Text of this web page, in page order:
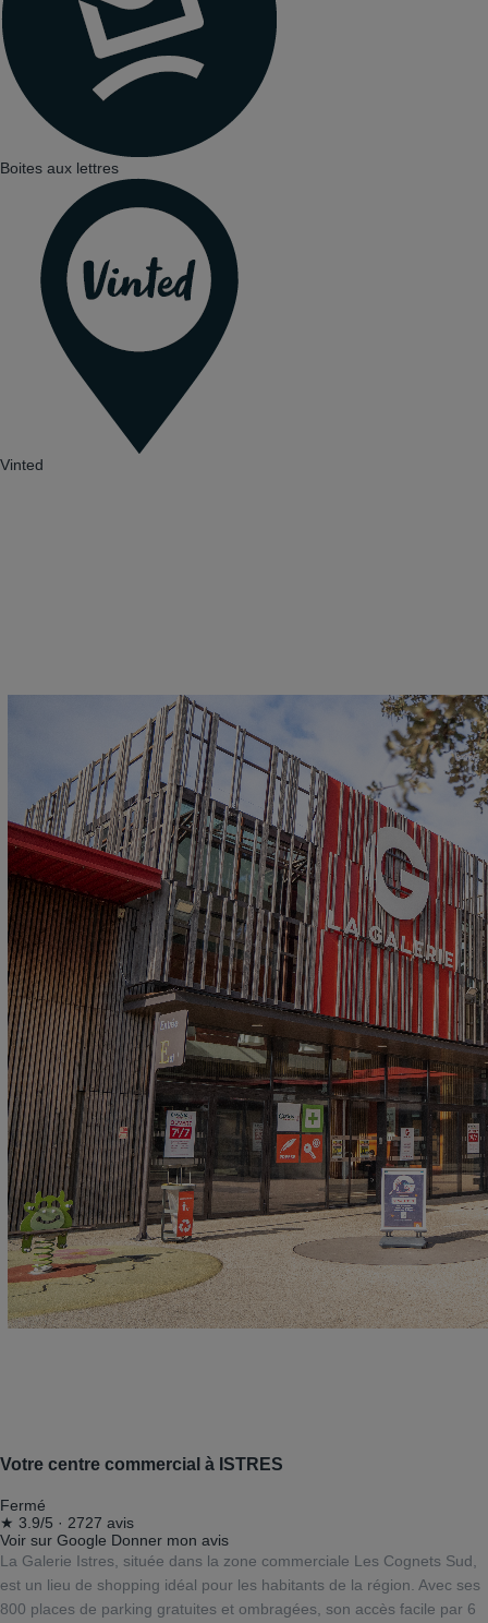
Boites aux lettres
Vinted
Votre centre commercial à ISTRES
Fermé
★ 3.9/5 · 2727 avis
Voir sur Google Donner mon avis
La Galerie Istres, située dans la zone commerciale Les Cognets Sud,
est un lieu de shopping idéal pour les habitants de la région. Avec ses
800 places de parking gratuites et ombragées, son accès facile par 6